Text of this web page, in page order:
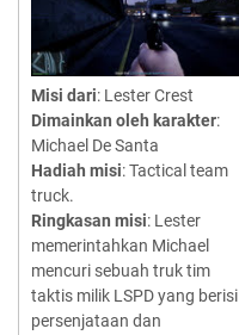
Misi dari: Lester Crest
Dimainkan oleh karakter:
Michael De Santa
Hadiah misi: Tactical team
truck.
Ringkasan misi: Lester
memerintahkan Michael
mencuri sebuah truk tim
taktis milik LSPD yang berisi
persenjataan dan